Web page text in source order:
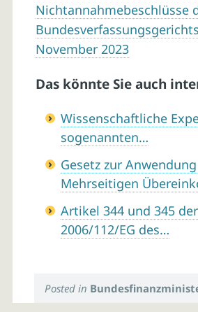
Nichtannahmebeschlüsse
November 2023
Das könnte Sie auch
Wissenschaftliche
sogenannten…
Gesetz zur
Mehrseitigen
Artikel 344 und 345
2006/112/EG des…
Posted in